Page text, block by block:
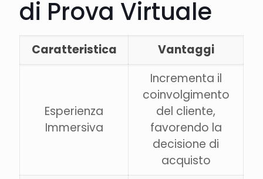
di Prova Virtuale
Caratteristica Vantaggi
Esperienza
Immersiva
Incrementa il
coinvolgimento
del cliente,
favorendo la
decisione di
acquisto